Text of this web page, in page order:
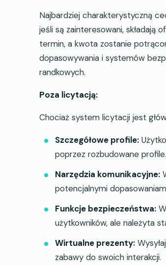
Najbardziej charakterystyczną
jeśli są zainteresowani, składają
termin, a kwota zostanie
dopasowywania i systemów
randkowych.
Poza licytacją:
Chociaż system licytacji jest
Szczegółowe profile:
poprzez rozbudowane profile.
Narzędzia komunikacyjne:
potencjalnymi
Funkcje bezpieczeństwa:
użytkowników, ale należyta
Wirtualne prezenty:
zabawy do swoich interakcji.